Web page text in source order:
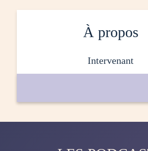
À propos
intervenant